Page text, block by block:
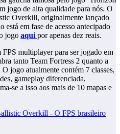
jogo de alta qualidade para nós. O
Overkill, originalmente lançado
em fase de acesso antecipado
jogo aqui por apenas dez reais.
multiplayer para ser jogado em
tanto Team Fortress 2 quanto a
jogo atualmente contém 7 classes,
gameplay diferenciada,
se a isso aos mais de 10 mapas e